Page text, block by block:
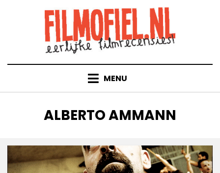
MENU
TAG
:
ALBERTO AMMANN